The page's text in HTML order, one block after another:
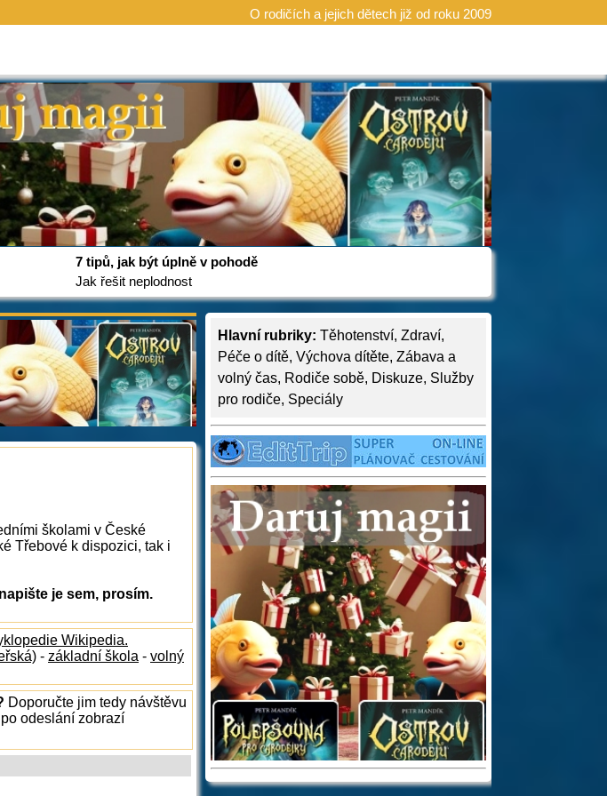
O rodičích a jejich dětech již od roku 2009
7 tipů, jak být úplně v pohodě
Jak řešit neplodnost
Hlavní rubriky: Těhotenství, Zdraví,
Péče o dítě, Výchova dítěte, Zábava a
volný čas, Rodiče sobě, Diskuze, Služby
pro rodiče, Speciály
školami v České
Třebové k dispozici, tak i
je sem, prosím.
Wikipedia.
- základní škola - volný
Doporučte jim tedy návštěvu
odeslání zobrazí